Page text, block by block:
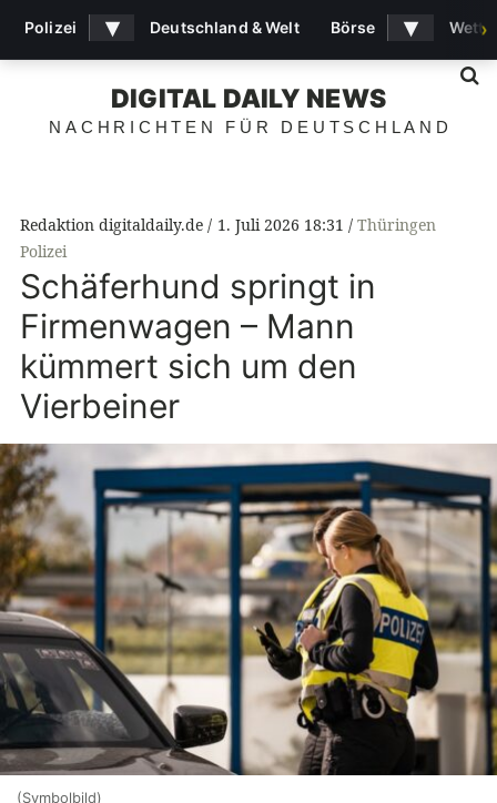
DIGITAL DAILY NEWS
NACHRICHTEN FÜR DEUTSCHLAND
Redaktion digitaldaily.de 1. Juli 2026 18:31
Thüringen
Polizei
Schäferhund springt in
Firmenwagen – Mann
kümmert sich um den
Vierbeiner
(Symbolbild)
Polizei ▾ Deutschland & Welt Börse ▾ ›